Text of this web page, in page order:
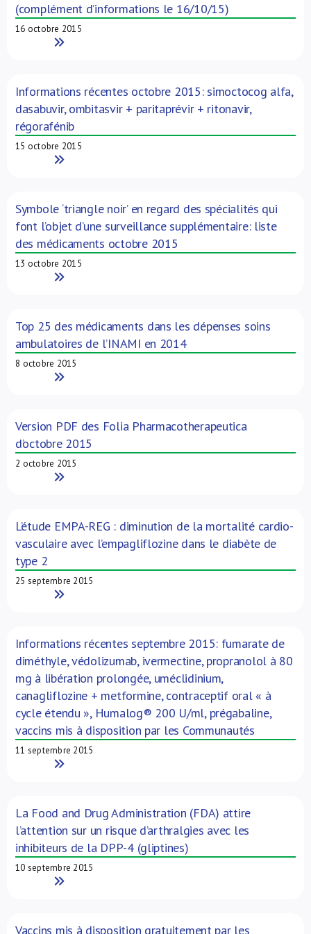
(complément d’informations le 16/10/15)
16 octobre 2015
Read More
Informations récentes octobre 2015: simoctocog alfa,
dasabuvir, ombitasvir + paritaprévir + ritonavir,
régorafénib
15 octobre 2015
Read More
Symbole ‘triangle noir’ en regard des spécialités qui
font l’objet d’une surveillance supplémentaire: liste
des médicaments octobre 2015
13 octobre 2015
Read More
Top 25 des médicaments dans les dépenses soins
ambulatoires de l’INAMI en 2014
8 octobre 2015
Read More
Version PDF des Folia Pharmacotherapeutica
d’octobre 2015
2 octobre 2015
Read More
L’étude EMPA-REG : diminution de la mortalité cardio-
vasculaire avec l’empagliflozine dans le diabète de
type 2
25 septembre 2015
Read More
Informations récentes septembre 2015: fumarate de
diméthyle, védolizumab, ivermectine, propranolol à 80
mg à libération prolongée, uméclidinium,
canagliflozine + metformine, contraceptif oral « à
cycle étendu », Humalog® 200 U/ml, prégabaline,
vaccins mis à disposition par les Communautés
11 septembre 2015
Read More
La Food and Drug Administration (FDA) attire
l’attention sur un risque d’arthralgies avec les
inhibiteurs de la DPP-4 (gliptines)
10 septembre 2015
Read More
Vaccins mis à disposition gratuitement par les